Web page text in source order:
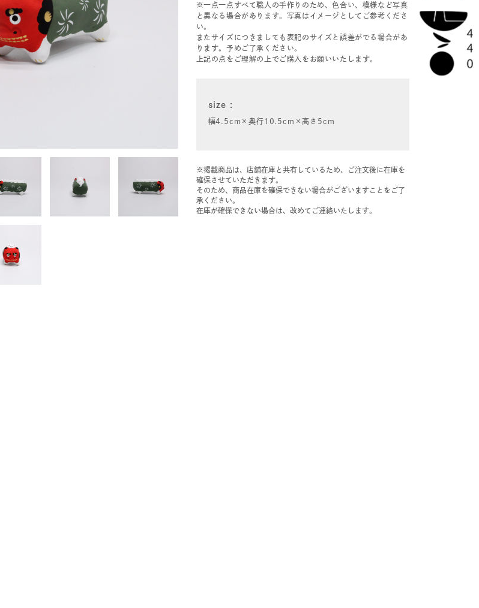
※一点一点すべて職人の手作りのため、色合い、模様など写真
と異なる場合があります。写真はイメージとしてご参考くださ
い。
またサイズにつきましても表記のサイズと誤差がでる場合があ
ります。予めご了承ください。
上記の点をご理解の上でご購入をお願いいたします。
size
幅4.5cm×奥行10.5cm×高さ5cm
※掲載商品は、店舗在庫と共有しているため、ご注文後に在庫を
確保させていただきます。
そのため、商品在庫を確保できない場合がございますことをご了
承ください。
在庫が確保できない場合は、改めてご連絡いたします。